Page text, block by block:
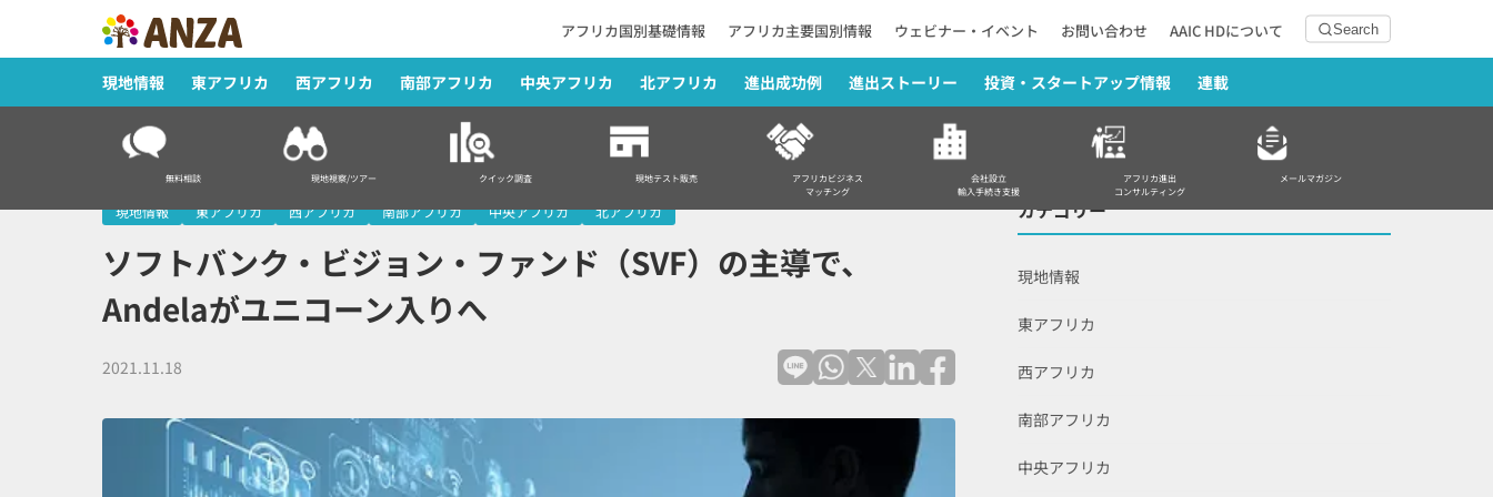
アフリカ国別基礎情報 アフリカ主要国別情報 ウェビナー・イベント お問い合わせ AAIC HDについて Search
現地情報 東アフリカ 西アフリカ 南部アフリカ 中央アフリカ 北アフリカ 進出成功例 進出ストーリー 投資・スタートアップ情報 連載
無料相談 現地視察/ツアー クイック調査 現地テスト販売
アフリカビジネス
マッチング
会社設立
輸入手続き支援
アフリカ進出
コンサルティング
メールマガジン
HOME 現地情報 ソフトバンク・ビジョン・ファンド（SVF）の主導で、Andelaがユニコーン入りへ
現地情報 東アフリカ 西アフリカ 南部アフリカ 中央アフリカ 北アフリカ
ソフトバンク・ビジョン・ファンド（SVF）の主導で、
Andelaがユニコーン入りへ
2021.11.18
カテゴリー
現地情報
東アフリカ
西アフリカ
南部アフリカ
中央アフリカ